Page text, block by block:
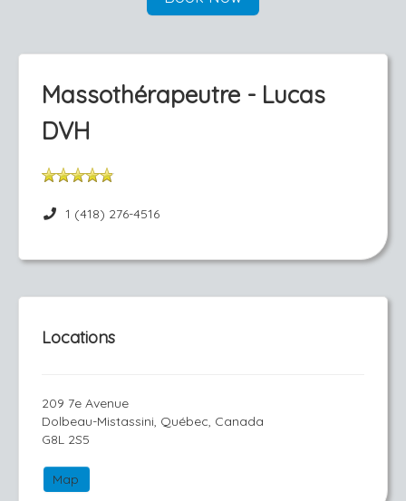
Massothérapeutre - Lucas
DVH
1 (418) 276-4516
Locations
209 7e Avenue
Dolbeau-Mistassini, Québec, Canada
G8L 2S5
Map